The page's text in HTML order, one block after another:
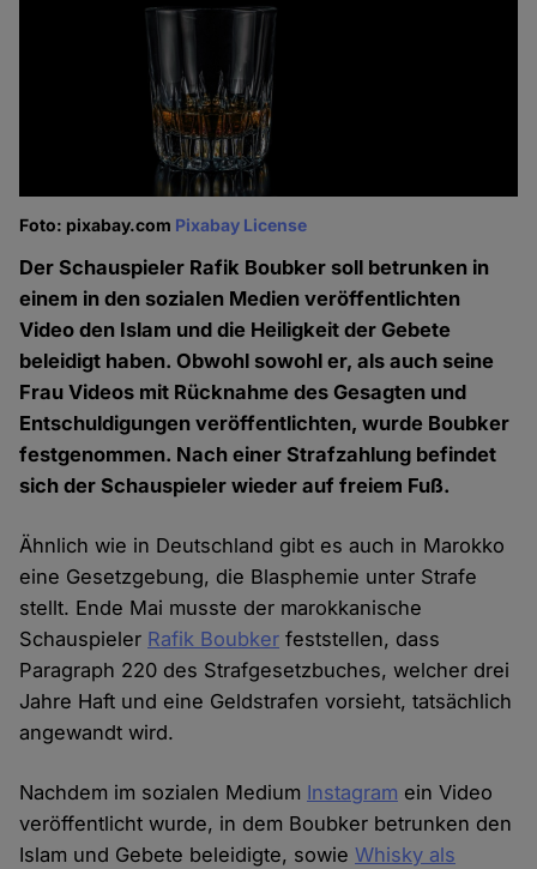
Foto: pixabay.com Pixabay License
Der Schauspieler Rafik Boubker soll betrunken in
einem in den sozialen Medien veröffentlichten
Video den Islam und die Heiligkeit der Gebete
beleidigt haben. Obwohl sowohl er, als auch seine
Frau Videos mit Rücknahme des Gesagten und
Entschuldigungen veröffentlichten, wurde Boubker
festgenommen. Nach einer Strafzahlung befindet
sich der Schauspieler wieder auf freiem Fuß.
Ähnlich wie in Deutschland gibt es auch in Marokko
eine Gesetzgebung, die Blasphemie unter Strafe
stellt. Ende Mai musste der marokkanische
Schauspieler Rafik Boubker feststellen, dass
Paragraph 220 des Strafgesetzbuches, welcher drei
Jahre Haft und eine Geldstrafen vorsieht, tatsächlich
angewandt wird.
Nachdem im sozialen Medium Instagram ein Video
veröffentlicht wurde, in dem Boubker betrunken den
Islam und Gebete beleidigte, sowieWhisky als